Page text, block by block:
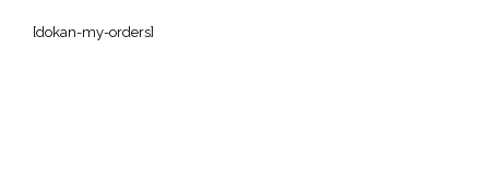
[dokan-my-orders]